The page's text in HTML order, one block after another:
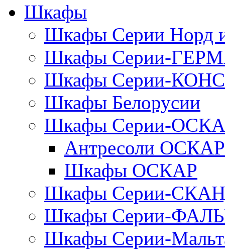
Шкафы
Шкафы Серии
Шкафы Серии-
Шкафы Серии-
Шкафы Белорусии
Шкафы Серии-
Антресоли ОСКАР
Шкафы ОСКАР
Шкафы Серии-
Шкафы Серии-
Шкафы Серии-